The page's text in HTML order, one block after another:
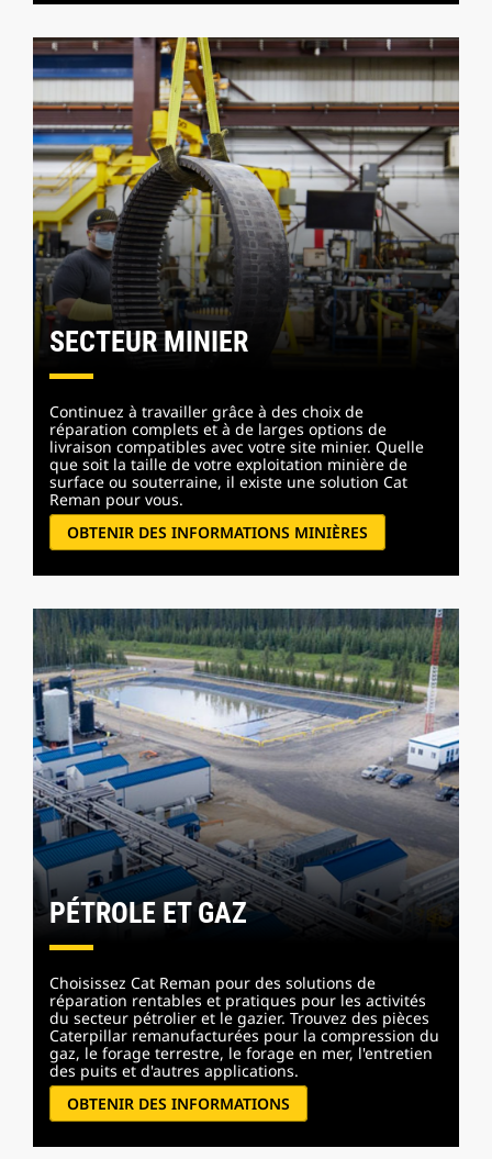
SECTEUR MINIER
Continuez à travailler grâce à des choix de
réparation complets et à de larges options de
livraison compatibles avec votre site minier. Quelle
que soit la taille de votre exploitation minière de
surface ou souterraine, il existe une solution Cat
Reman pour vous.
OBTENIR DES INFORMATIONS MINIÈRES
PÉTROLE ET GAZ
Choisissez Cat Reman pour des solutions de
réparation rentables et pratiques pour les activités
du secteur pétrolier et le gazier. Trouvez des pièces
Caterpillar remanufacturées pour la compression du
gaz, le forage terrestre, le forage en mer, l'entretien
des puits et d'autres applications.
OBTENIR DES INFORMATIONS